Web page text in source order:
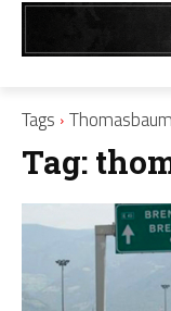
Tags
Tag: